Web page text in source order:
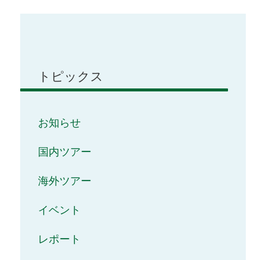
トピックス
お知らせ
国内ツアー
海外ツアー
イベント
レポート